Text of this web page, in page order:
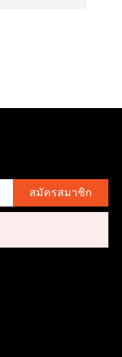
สมัครสมาชิก